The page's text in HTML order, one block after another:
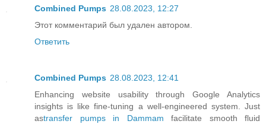
Combined Pumps 28.08.2023, 12:27
Этот комментарий был удален автором.
Ответить
Combined Pumps 28.08.2023, 12:41
Enhancing website usability through Google Analytics
insights is like fine-tuning a well-engineered system. Just
astransfer pumps in Dammam facilitate smooth fluid